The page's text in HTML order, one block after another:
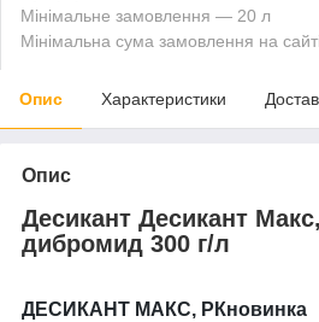
Мінімальне замовлення — 20 л
Мінімальна сума замовлення на
Опис Характеристики
Опис
Десикант Десикант
дибромид 300 г/л
ДЕСИКАНТ МАКС, РКновинка